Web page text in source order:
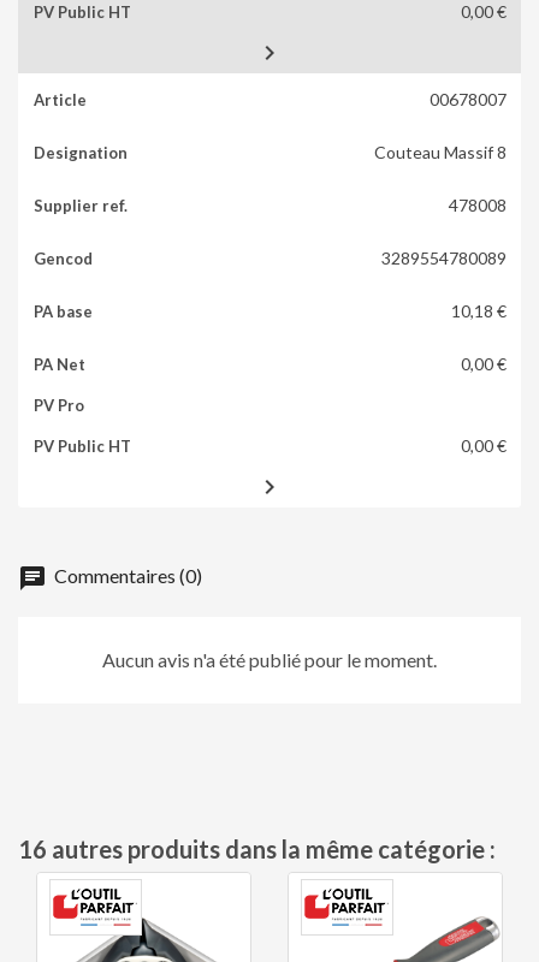
0,00 €

00678007
Couteau Massif 8
478008
3289554780089
10,18 €
0,00 €
0,00 €

chat Commentaires (0)
Aucun avis n'a été publié pour le moment.
16 autres produits dans la même catégorie :